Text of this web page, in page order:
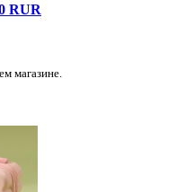
RUR
магазине.